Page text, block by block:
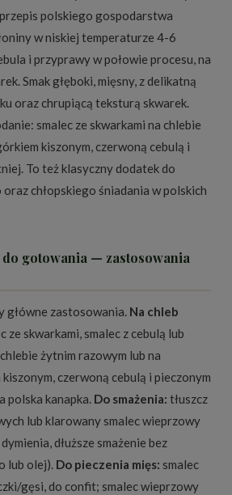
polskiego gospodarstwa
w niskiej temperaturze 4-6
i przyprawy w połowie procesu, na
Smak głęboki, mięsny, z delikatną
oraz chrupiącą teksturą skwarek.
smalec ze skwarkami na chlebie
kiszonym, czerwoną cebulą i
To też klasyczny dodatek do
chłopskiego śniadania w polskich
do gotowania — zastosowania
główne zastosowania. Na chleb
ze skwarkami, smalec z cebulą lub
żytnim razowym lub na
czerwoną cebulą i pieczonym
polska kanapka. Do smażenia: tłuszcz
lub klarowany smalec wieprzowy
dłuższe smażenie bez
lub olej). Do pieczenia mięs: smalec
gęsi, do confit; smalec wieprzowy